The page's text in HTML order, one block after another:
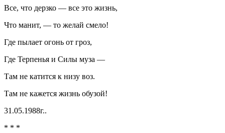
Все, что дерзко — все это жизнь,
Что манит, — то желай смело!
Где пылает огонь от гроз,
Где Терпенья и Силы муза —
Там не катится к низу воз.
Там не кажется жизнь обузой!
31.05.1988г..
* * *